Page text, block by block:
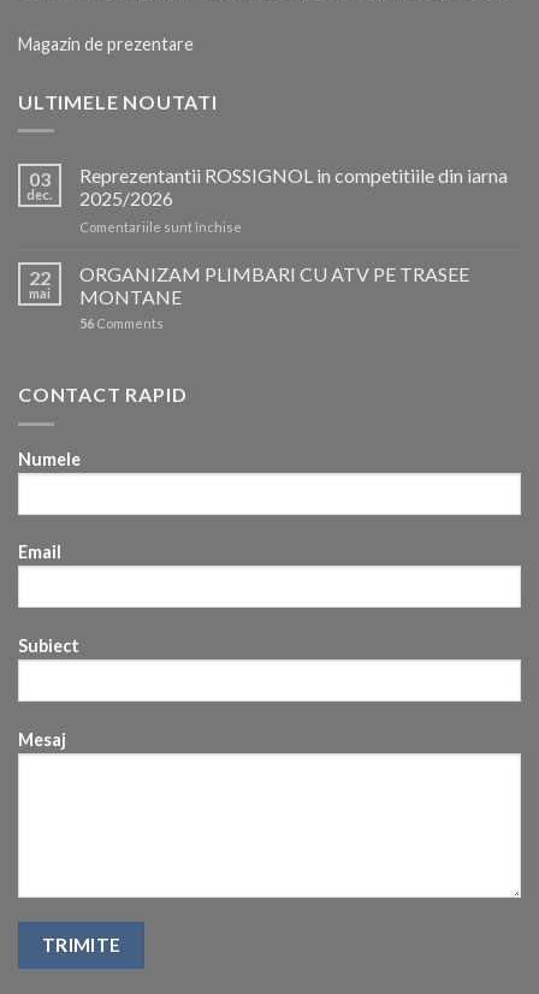
Magazin de prezentare
ULTIMELE NOUTATI
03
dec.
Reprezentantii ROSSIGNOL in competitiile din iarna
2025/2026
Comentariile sunt închise
ROSSIGNOL
22
mai
ORGANIZAM PLIMBARI CU ATV PE TRASEE
MONTANE
56 Comments
CONTACT RAPID
Numele
Email
Subiect
Mesaj